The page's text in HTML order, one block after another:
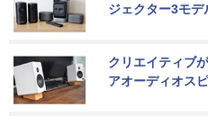
ジェクター3モデ
クリエイティブ
アオーディオス